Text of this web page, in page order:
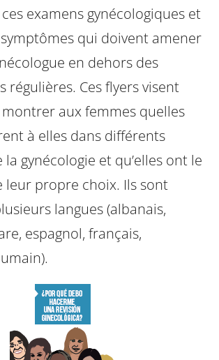
examens gynécologiques et
qui doivent amener
en dehors des
régulières. Ces flyers visent
aux femmes quelles
à elles dans différents
gynécologie et qu’elles ont le
leur propre choix. Ils sont
langues (albanais,
espagnol, français,